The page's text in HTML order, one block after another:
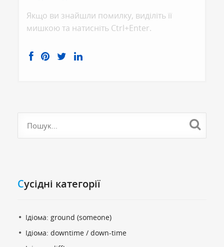
Якщо ви знайшли помилку, видiлiть її
мишкою та натисніть Ctrl+Enter.
Cусідні категорії
Ідіома: ground (someone)
Ідіома: downtime / down-time